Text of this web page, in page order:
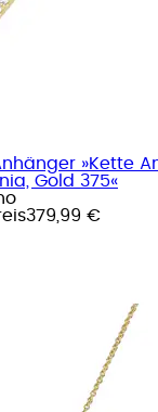
»Kette
Gold 375«
379,99 €